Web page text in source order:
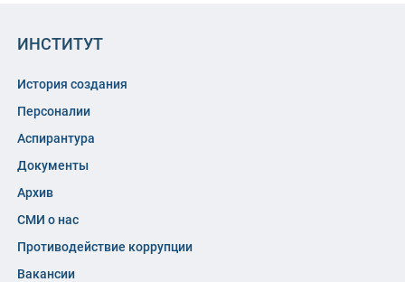
ИНСТИТУТ
История создания
Персоналии
Аспирантура
Документы
Архив
СМИ о нас
Противодействие коррупции
Вакансии